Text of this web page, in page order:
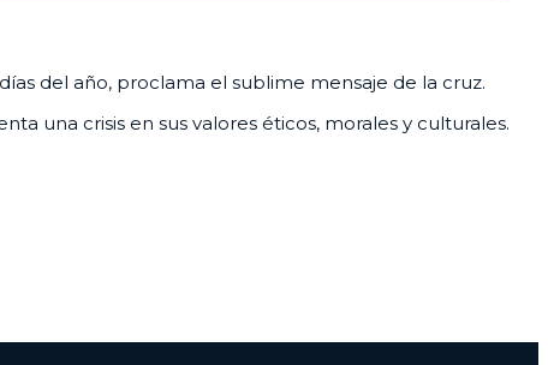
del año, proclama el sublime mensaje de la cruz.
una crisis en sus valores éticos, morales y culturales.